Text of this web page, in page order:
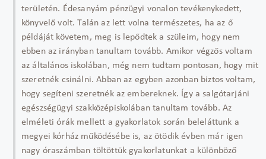
területén. Édesanyám pénzügyi vonalon tevékenykedett,
könyvelő volt. Talán az lett volna természetes, ha az ő
példáját követem, meg is lepődtek a szüleim, hogy nem
ebben az irányban tanultam tovább. Amikor végzős voltam
az általános iskolában, még nem tudtam pontosan, hogy mit
szeretnék csinálni. Abban az egyben azonban biztos voltam,
hogy segíteni szeretnék az embereknek. Így a salgótarjáni
egészségügyi szakközépiskolában tanultam tovább. Az
elméleti órák mellett a gyakorlatok során beleláttunk a
megyei kórház működésébe is, az ötödik évben már igen
nagy óraszámban töltöttük gyakorlatunkat a különböző